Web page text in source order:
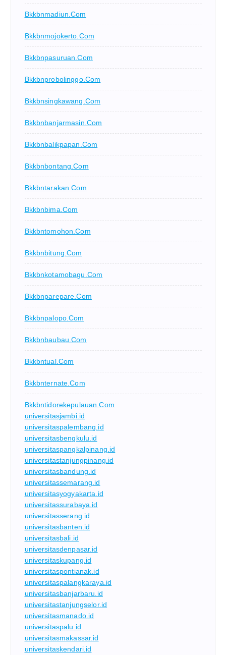
Bkkbnmadiun.com
Bkkbnmojokerto.com
Bkkbnpasuruan.com
Bkkbnprobolinggo.com
Bkkbnsingkawang.com
Bkkbnbanjarmasin.com
Bkkbnbalikpapan.com
Bkkbnbontang.com
Bkkbntarakan.com
Bkkbnbima.com
Bkkbntomohon.com
Bkkbnbitung.com
Bkkbnkotamobagu.com
Bkkbnparepare.com
Bkkbnpalopo.com
Bkkbnbaubau.com
Bkkbntual.com
Bkkbnternate.com
Bkkbntidorekepulauan.com
universitasjambi.id
universitaspalembang.id
universitasbengkulu.id
universitaspangkalpinang.id
universitastanjungpinang.id
universitasbandung.id
universitassemarang.id
universitasyogyakarta.id
universitassurabaya.id
universitasserang.id
universitasbanten.id
universitasbali.id
universitasdenpasar.id
universitaskupang.id
universitaspontianak.id
universitaspalangkaraya.id
universitasbanjarbaru.id
universitastanjungselor.id
universitasmanado.id
universitaspalu.id
universitasmakassar.id
universitaskendari.id